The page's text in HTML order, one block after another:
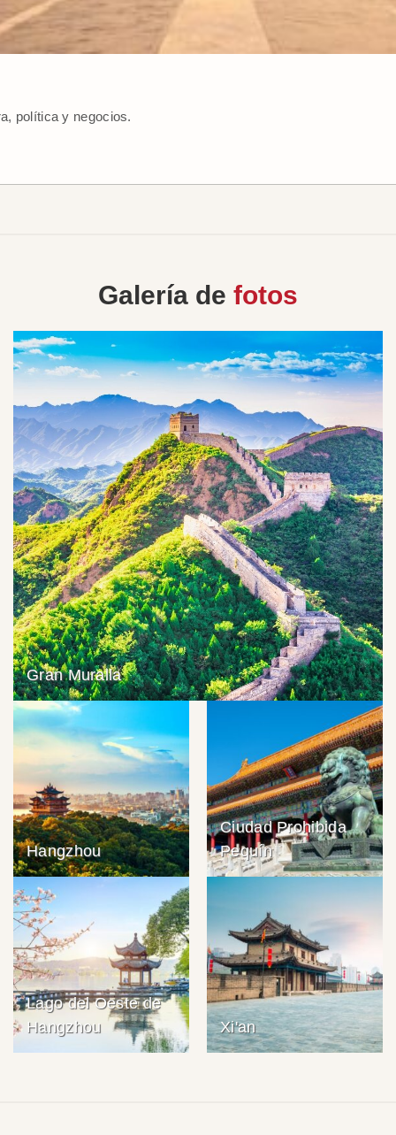
política y negocios.
Galería de fotos
Gran Muralla
Hangzhou
Ciudad Prohibida
Pequín
Lago del Oeste de
Hangzhou
Xi'an